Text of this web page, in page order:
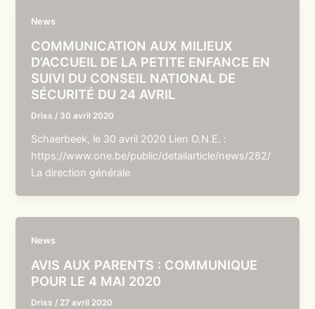
News
COMMUNICATION AUX MILIEUX
D’ACCUEIL DE LA PETITE ENFANCE EN
SUIVI DU CONSEIL NATIONAL DE
SÉCURITÉ DU 24 AVRIL
Driss / 30 avril 2020
Schaerbeek, le 30 avril 2020 Lien O.N.E. :
https://www.one.be/public/detailarticle/news/282/
La direction générale
News
AVIS AUX PARENTS : COMMUNIQUE
POUR LE 4 MAI 2020
Driss / 27 avril 2020